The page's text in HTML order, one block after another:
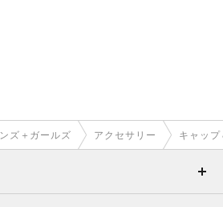
ズ＋ガールズ アクセサリー キャッ